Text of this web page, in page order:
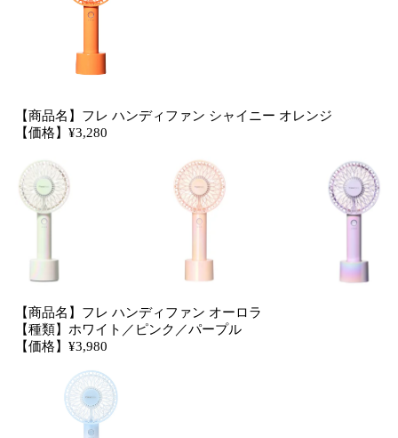
【商品名】フレ ハンディファン シャイニー オレンジ
【価格】¥3,280
【商品名】フレ ハンディファン オーロラ
【種類】ホワイト／ピンク／パープル
【価格】¥3,980